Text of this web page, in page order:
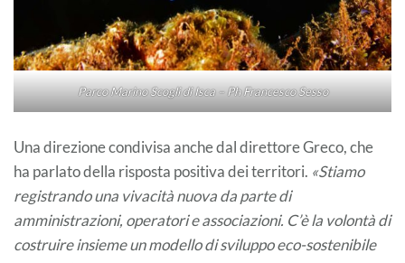
Parco Marino Scogli di Isca – Ph Francesco Sesso
Una direzione condivisa anche dal direttore Greco, che
ha parlato della risposta positiva dei territori. «Stiamo
registrando una vivacità nuova da parte di
amministrazioni, operatori e associazioni. C’è la volontà di
costruire insieme un modello di sviluppo eco-sostenibile